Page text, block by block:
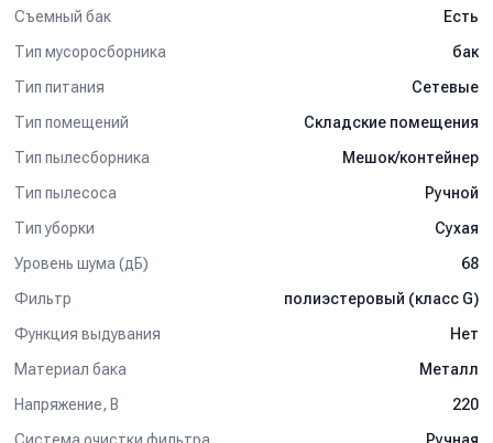
Съемный бак
Есть
Тип мусоросборника
бак
Тип питания
Сетевые
Тип помещений
Складские помещения
Тип пылесборника
Мешок/контейнер
Тип пылесоса
Ручной
Тип уборки
Сухая
Уровень шума (дБ)
68
Фильтр
полиэстеровый (класс G)
Функция выдувания
Нет
Материал бака
Металл
Напряжение, В
220
Система очистки фильтра